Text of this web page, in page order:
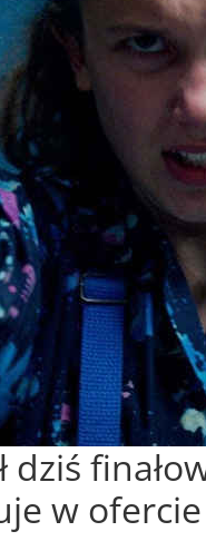
dziś
w